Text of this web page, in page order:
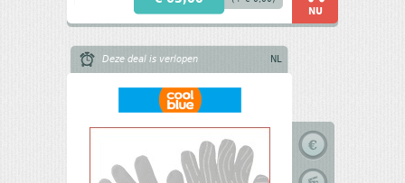
NU
Deze deal is verlopen NL